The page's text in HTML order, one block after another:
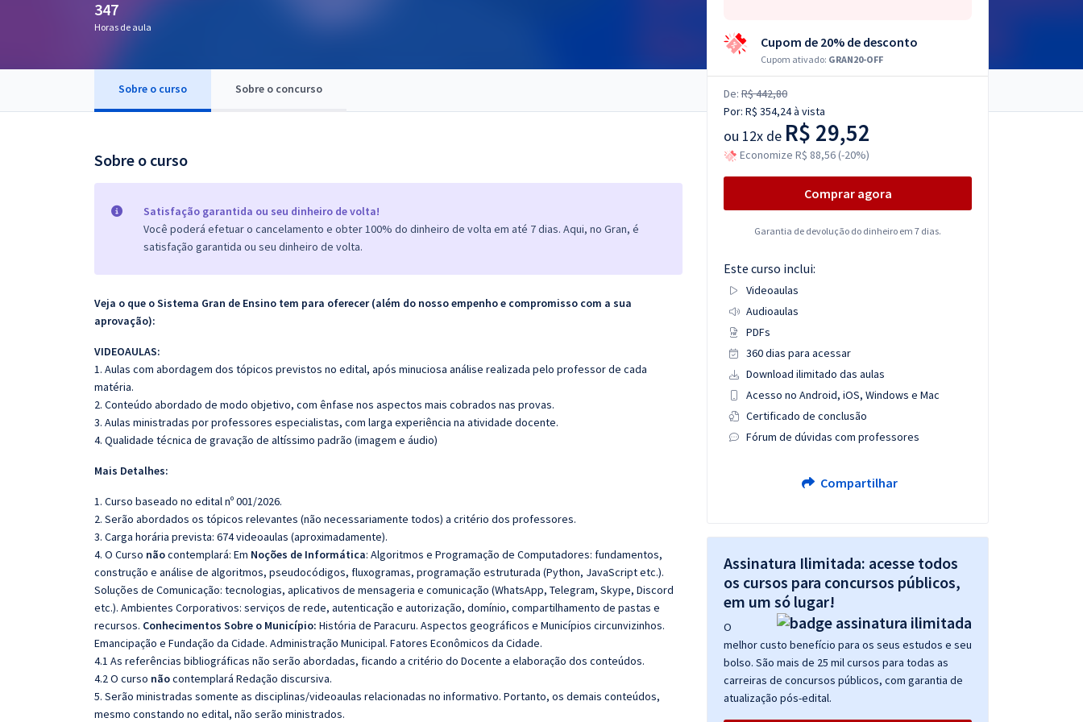
Questões grátis
347
Horas de aula
Sobre o curso Sobre o concurso
Sobre o curso
Satisfação garantida ou seu dinheiro de volta!
Você poderá efetuar o cancelamento e obter 100% do dinheiro de volta em até 7 dias. Aqui, no Gran, é
satisfação garantida ou seu dinheiro de volta.
Veja o que o Sistema Gran de Ensino tem para oferecer (além do nosso empenho e compromisso com a sua
aprovação):
VIDEOAULAS:
1. Aulas com abordagem dos tópicos previstos no edital, após minuciosa análise realizada pelo professor de cada
matéria.
2. Conteúdo abordado de modo objetivo, com ênfase nos aspectos mais cobrados nas provas.
3. Aulas ministradas por professores especialistas, com larga experiência na atividade docente.
4. Qualidade técnica de gravação de altíssimo padrão (imagem e áudio)
Mais Detalhes:
1. Curso baseado no edital nº 001/2026.
2. Serão abordados os tópicos relevantes (não necessariamente todos) a critério dos professores.
3. Carga horária prevista: 674 videoaulas (aproximadamente).
4. O Curso nãocontemplará: Em Noções de Informática: Algoritmos e Programação de Computadores: fundamentos,
construção e análise de algoritmos, pseudocódigos, fluxogramas, programação estruturada (Python, JavaScript etc.).
Soluções de Comunicação: tecnologias, aplicativos de mensageria e comunicação (WhatsApp, Telegram, Skype, Discord
etc.). Ambientes Corporativos: serviços de rede, autenticação e autorização, domínio, compartilhamento de pastas e
recursos. Conhecimentos Sobre o Município: História de Paracuru. Aspectos geográficos e Municípios circunvizinhos.
Emancipação e Fundação da Cidade. Administração Municipal. Fatores Econômicos da Cidade.
4.1 As referências bibliográficas não serão abordadas, ficando a critério do Docente a elaboração dos conteúdos.
4.2 O curso nãocontemplará Redação discursiva.
5. Serão ministradas somente as disciplinas/videoaulas relacionadas no informativo. Portanto, os demais conteúdos,
mesmo constando no edital, não serão ministrados.
Cupom de 20% de desconto
Cupom ativado: GRAN20-OFF
De: R$ 442,80
Por: R$ 354,24à vista
ou 12x de R$ 29,52
Economize R$ 88,56 (-20%)
Comprar agora
Garantia de devolução do dinheiro em 7 dias.
Este curso inclui:
Videoaulas
Audioaulas
PDFs
360 dias para acessar
Download ilimitado das aulas
Acesso no Android, iOS, Windows e Mac
Certificado de conclusão
Fórum de dúvidas com professores
Compartilhar
Assinatura Ilimitada: acesse todos
os cursos para concursos públicos,
em um só lugar!
O
melhor custo benefício para os seus estudos e seu
bolso. São mais de 25 mil cursos para todas as
carreiras de concursos públicos, com garantia de
atualização pós-edital.